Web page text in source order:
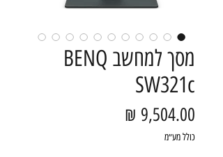
מסך למחשב BENQ
SW321c
כולל מע״מ